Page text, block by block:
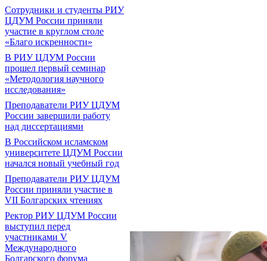
Сотрудники и студенты РИУ
ЦДУМ России приняли
участие в круглом столе
«Благо искренности»
В РИУ ЦДУМ России
прошел первый семинар
«Методология научного
исследования»
Преподаватели РИУ ЦДУМ
России завершили работу
над диссертациями
В Российском исламском
университете ЦДУМ России
начался новый учебный год
Преподаватели РИУ ЦДУМ
России приняли участие в
VII Болгарских чтениях
Ректор РИУ ЦДУМ России
выступил перед
участниками V
Международного
Болгарского форума